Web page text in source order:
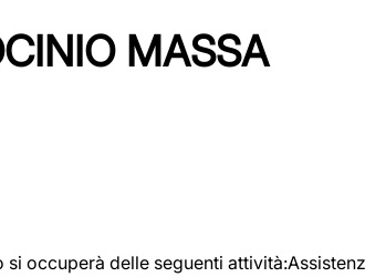
MASSA
occuperà delle seguenti